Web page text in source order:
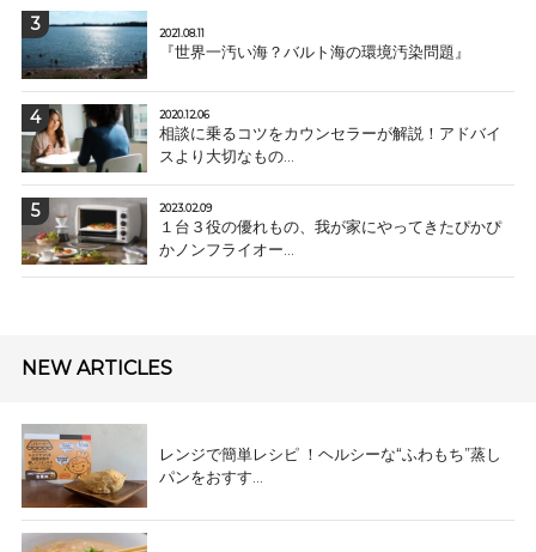
2021.08.11
『世界一汚い海？バルト海の環境汚染問題』
2020.12.06
相談に乗るコツをカウンセラーが解説！アドバイ
スより大切なもの...
2023.02.09
１台３役の優れもの、我が家にやってきたぴかぴ
かノンフライオー...
NEW ARTICLES
レンジで簡単レシピ ！ヘルシーな“ふわもち”蒸し
パンをおすす...